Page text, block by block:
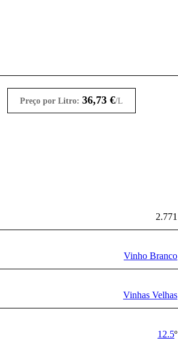
Preço por Litro: 36,73€/L
2.771
Vinho Branco
Vinhas Velhas
12.5º